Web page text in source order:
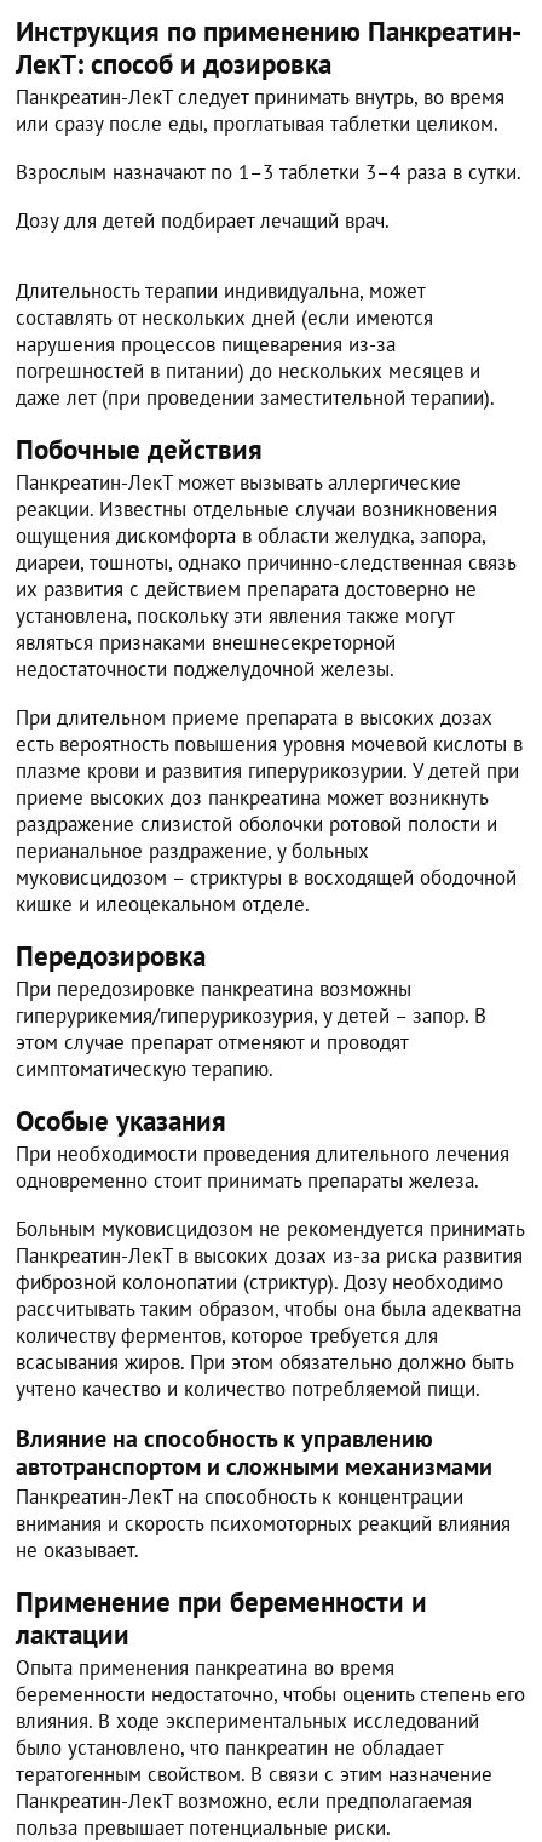
Инструкция по применению Панкреатин-
ЛекТ: способ и дозировка
Панкреатин-ЛекТ следует принимать внутрь, во время
или сразу после еды, проглатывая таблетки целиком.
Взрослым назначают по 1–3 таблетки 3–4 раза в сутки.
Дозу для детей подбирает лечащий врач.
Длительность терапии индивидуальна, может
составлять от нескольких дней (если имеются
нарушения процессов пищеварения из-за
погрешностей в питании) до нескольких месяцев и
даже лет (при проведении заместительной терапии).
Побочные действия
Панкреатин-ЛекТ может вызывать аллергические
реакции. Известны отдельные случаи возникновения
ощущения дискомфорта в области желудка, запора,
диареи, тошноты, однако причинно-следственная связь
их развития с действием препарата достоверно не
установлена, поскольку эти явления также могут
являться признаками внешнесекреторной
недостаточности поджелудочной железы.
При длительном приеме препарата в высоких дозах
есть вероятность повышения уровня мочевой кислоты в
плазме крови и развития гиперурикозурии. У детей при
приеме высоких доз панкреатина может возникнуть
раздражение слизистой оболочки ротовой полости и
перианальное раздражение, у больных
муковисцидозом – стриктуры в восходящей ободочной
кишке и илеоцекальном отделе.
Передозировка
При передозировке панкреатина возможны
гиперурикемия/гиперурикозурия, у детей – запор. В
этом случае препарат отменяют и проводят
симптоматическую терапию.
Особые указания
При необходимости проведения длительного лечения
одновременно стоит принимать препараты железа.
Больным муковисцидозом не рекомендуется принимать
Панкреатин-ЛекТ в высоких дозах из-за риска развития
фиброзной колонопатии (стриктур). Дозу необходимо
рассчитывать таким образом, чтобы она была адекватна
количеству ферментов, которое требуется для
всасывания жиров. При этом обязательно должно быть
учтено качество и количество потребляемой пищи.
Влияние на способность к управлению
автотранспортом и сложными механизмами
Панкреатин-ЛекТ на способность к концентрации
внимания и скорость психомоторных реакций влияния
не оказывает.
Применение при беременности и
лактации
Опыта применения панкреатина во время
беременности недостаточно, чтобы оценить степень его
влияния. В ходе экспериментальных исследований
было установлено, что панкреатин не обладает
тератогенным свойством. В связи с этим назначение
Панкреатин-ЛекТ возможно, если предполагаемая
польза превышает потенциальные риски.